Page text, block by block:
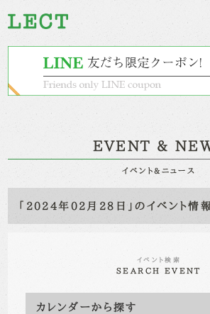
EVENT &
イベント&ニュース
「2024年02月28日」のイベント情報
イベント検索
SEARCH EVENT
カレンダーから探す